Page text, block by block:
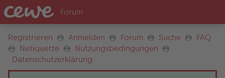
Registrieren Anmelden Forum Suche
FAQ
Netiquette
Nutzungsbedingungen
Datenschutzerklärung